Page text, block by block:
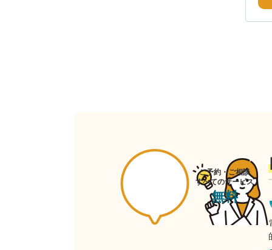
ご予約・ご相談
すべてのサービス
無料